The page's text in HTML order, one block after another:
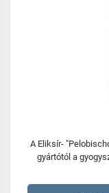
A Eliksír-
gyártótól a